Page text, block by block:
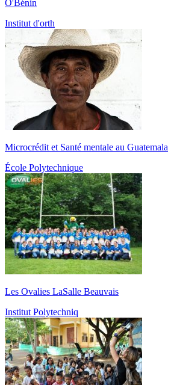
O'Bénin
Institut d'orth
Microcrédit et Santé mentale au Guatemala
École Polytechnique
Les Ovalies LaSalle Beauvais
Institut Polytechniq